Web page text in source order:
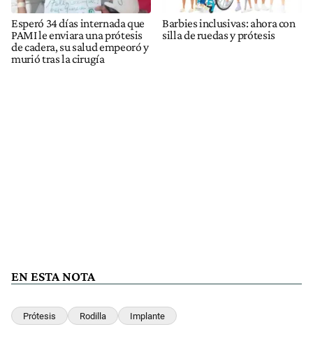
Esperó 34 días internada que
PAMI le enviara una prótesis
de cadera, su salud empeoró y
murió tras la cirugía
Barbies inclusivas: ahora con
silla de ruedas y prótesis
EN ESTA NOTA
Prótesis Rodilla Implante